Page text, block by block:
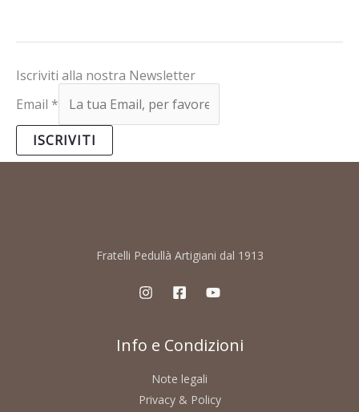
Iscriviti alla nostra Newsletter
Email *
ISCRIVITI
Fratelli Pedullà Artigiani dal 1913
Info e Condizioni
Note legali
Privacy & Policy